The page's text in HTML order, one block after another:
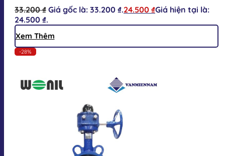
33.200₫ Giá gốc là: 33.200 ₫.24.500 ₫Giá hiện tại là:
24.500 ₫.
Xem Thêm
-28%